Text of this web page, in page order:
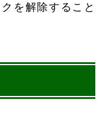
を解除すること